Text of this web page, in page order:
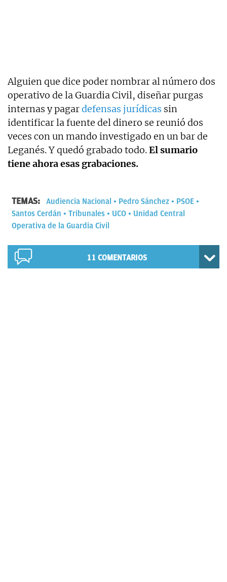
Alguien que dice poder nombrar al número dos
operativo de la Guardia Civil, diseñar purgas
internas y pagardefensas jurídicas sin
identificar la fuente del dinero se reunió dos
veces con un mando investigado en un bar de
Leganés. Y quedó grabado todo.El sumario
tiene ahora esas grabaciones.
TEMAS: Audiencia Nacional Pedro Sánchez
PSOE
Santos Cerdán
Tribunales UCO
Unidad Central
Operativa de la Guardia Civil
11 COMENTARIOS